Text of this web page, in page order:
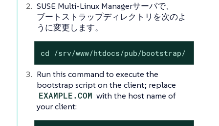
SUSE Multi-Linux Managerサーバで、
ブートストラップディレクトリを次のよ
うに変更します。
cd /srv/www/htdocs/pub/bootstrap/
Run this command to execute the
bootstrap script on the client; replace
EXAMPLE.COM with the host name of
your client: